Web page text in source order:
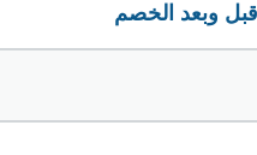
وبعد الخصم